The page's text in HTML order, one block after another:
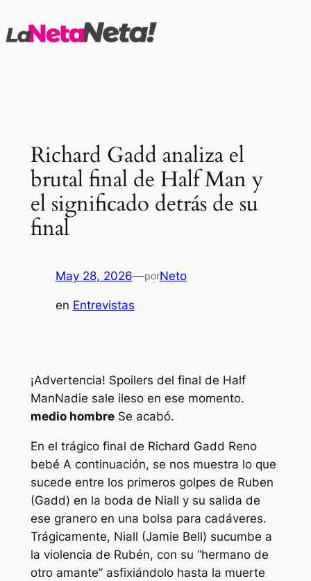
al
Richard Gadd analiza el
brutal final de Half Man y
el significado detrás de su
final
May 28, 2026—porNeto
en Entrevistas
¡Advertencia! Spoilers del final de Half
ManNadie sale ileso en ese momento.
medio hombreSe acabó.
En el trágico final de Richard Gadd Reno
bebé A continuación, se nos muestra lo que
sucede entre los primeros golpes de Ruben
(Gadd) en la boda de Niall y su salida de
ese granero en una bolsa para cadáveres.
Trágicamente, Niall (Jamie Bell) sucumbe a
la violencia de Rubén, con su “hermano de
otro amante” asfixiándolo hasta la muerte